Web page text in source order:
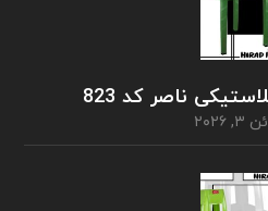
ناصر کد 823
۲۰۲۶